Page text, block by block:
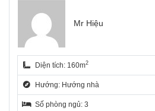
Mr Hiệu
Diện tích: 160m2
Hướng: Hướng nhà
Số phòng ngủ: 3